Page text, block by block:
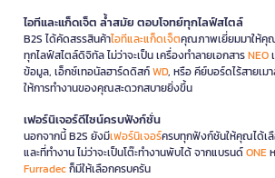
ไอทีและแก็ดเจ็ต ล้ำสมัย ตอบโจทย์ทุกไลฟ์สไตล์
B2S ได้คัดสรรสินค้าไอทีและแก็ดเจ็ตคุณภาพเยี่ยมมาให้คุ
ทุกไลฟ์สไตล์ดิจิทัล ไม่ว่าจะเป็น เครื่องทำลายเอกสารNEO
ข้อมูล, เอ็กซ์เทอนัลฮาร์ดดิสก์WD, หรือ คีย์บอร์ดไร้สายเม
ให้การทำงานของคุณสะดวกสบายยิ่งขึ้น
เฟอร์นิเจอร์ดีไซน์ครบฟังก์ชั่น
นอกจากนี้ B2S ยังมีเฟอร์นิเจอร์ครบทุกฟังก์ชันให้คุณได้เ
และที่ทำงาน ไม่ว่าจะเป็นโต๊ะทำงานพับได้ จากแบรนด์ONE
Furradecก็มีให้เลือกครบครัน